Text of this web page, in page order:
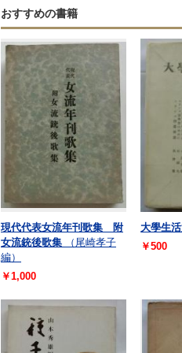
おすすめの書籍
現代代表女流年刊歌集 附
女流銃後歌集
（尾崎孝子
編）
￥1,000
大學生
￥500